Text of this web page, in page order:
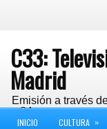
C33:
Madrid
Emisión a través
y 24
INICIO CULTURA »